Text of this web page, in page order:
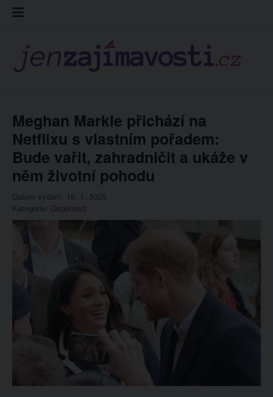
Skip
Meghan Markle přichází na
Netflixu s vlastním pořadem:
Bude vařit, zahradničit a ukáže v
něm životní pohodu
Datum vydání: 16. 1. 2025
Kategorie: Osobnosti